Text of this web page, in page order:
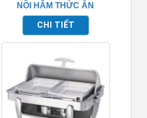
NỒI HÂM THỨC ĂN
BUFFET – TP697011
CHI TIẾT